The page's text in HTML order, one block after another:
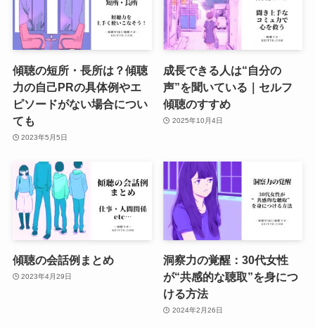
傾聴の短所・長所は？傾聴
力の自己PRの具体例やエ
ピソードがない場合につい
ても
2023年5月5日
成長できる人は“自分の
声”を聞いている｜セルフ
傾聴のすすめ
2025年10月4日
傾聴の会話例まとめ
2023年4月29日
洞察力の覚醒：30代女性
が“共感的な聴取”を身につ
ける方法
2024年2月26日